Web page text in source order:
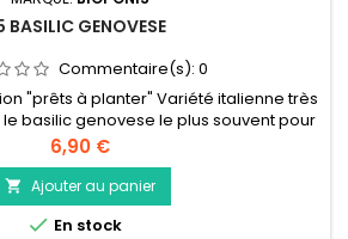
BASILIC GENOVESE
Commentaire(s): 0
"prêts à planter" Variété italienne très
basilic genovese le plus souvent pour
la soupe au pistou. Vous pourrez
servir dans une poêlé de légumes, ou
floraison rend les feuilles amères et
Nous vous conseillons de tailler très...
Prix
6,90 €
 Ajouter au panier
 En stock